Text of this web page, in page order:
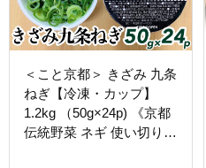
＜こと京都＞ きざみ 九条
ねぎ【冷凍・カップ】
1.2kg （50g×24p) 《京都
伝統野菜 ネギ 使い切り